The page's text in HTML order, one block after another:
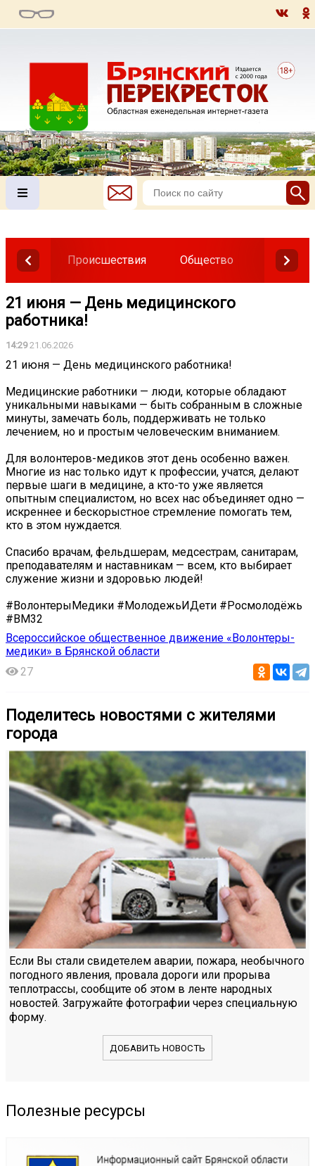
Происшествия Общество Власть
21 июня — День медицинского
работника!
14:2921.06.2026
21 июня — День медицинского работника!
Медицинские работники — люди, которые обладают
уникальными навыками — быть собранным в сложные
минуты, замечать боль, поддерживать не только
лечением, но и простым человеческим вниманием.
Для волонтеров-медиков этот день особенно важен.
Многие из нас только идут к профессии, учатся, делают
первые шаги в медицине, а кто-то уже является
опытным специалистом, но всех нас объединяет одно —
искреннее и бескорыстное стремление помогать тем,
кто в этом нуждается.
Спасибо врачам, фельдшерам, медсестрам, санитарам,
преподавателям и наставникам — всем, кто выбирает
служение жизни и здоровью людей!
#ВолонтерыМедики #МолодежьИДети #Росмолодёжь
#ВМ32
Всероссийское общественное движение «Волонтеры-
медики» в Брянской области
27
Поделитесь новостями с жителями
города
Если Вы стали свидетелем аварии, пожара, необычного
погодного явления, провала дороги или прорыва
теплотрассы, сообщите об этом в ленте народных
новостей. Загружайте фотографии через специальную
форму.
ДОБАВИТЬ НОВОСТЬ
Полезные ресурсы